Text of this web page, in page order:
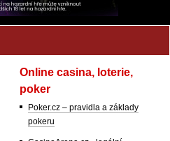
Online casina, loterie,
poker
Poker.cz – pravidla a základy
pokeru